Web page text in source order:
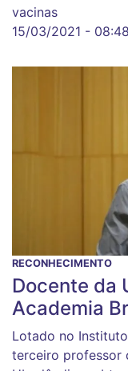
vacinas
15/03/2021 - 08:48
RECONHECIMENTO
Docente da
Academia
Lotado no
terceiro professor